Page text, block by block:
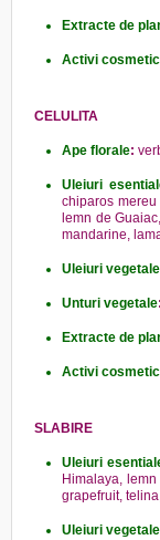
Extracte de
Activi
CELULITA
Ape florale:
Uleiuri
chiparos
lemn de
mandarine,
Uleiuri vegetale
Unturi vegetale:
Extracte de
Activi
SLABIRE
Uleiuri
Himalaya,
grapefruit,
Uleiuri vegetale